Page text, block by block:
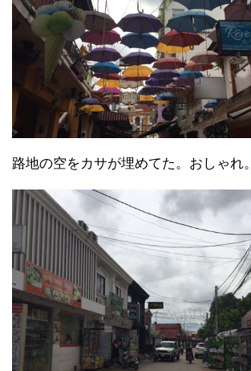
路地の空をカサが埋めてた。おしゃれ。